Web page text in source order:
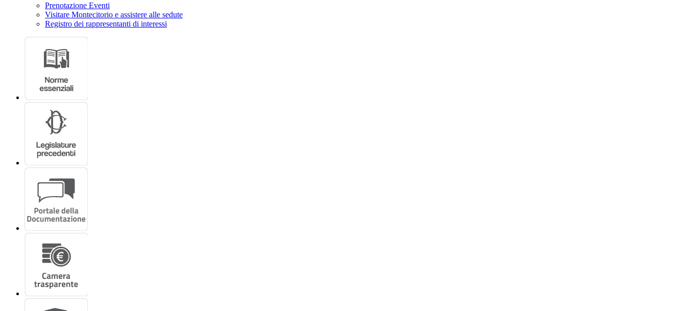
Prenotazione Eventi
Visitare Montecitorio e assistere alle sedute
Registro dei rappresentanti di interessi